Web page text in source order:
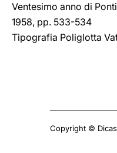
Ventesimo anno di
1958, pp. 533-534
Tipografia Poliglotta
Copyright ©